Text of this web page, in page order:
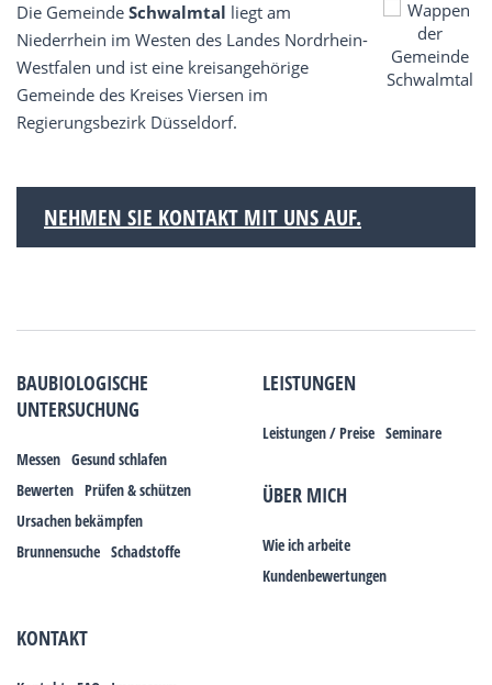
Die Gemeinde Schwalmtal liegt am
Niederrhein im Westen des Landes Nordrhein-
Westfalen und ist eine kreisangehörige
Gemeinde des Kreises Viersen im
Regierungsbezirk Düsseldorf.
NEHMEN SIE KONTAKT MIT UNS AUF.
BAUBIOLOGISCHE
UNTERSUCHUNG
Messen Gesund schlafen
Bewerten Prüfen & schützen
Ursachen bekämpfen
Brunnensuche Schadstoffe
LEISTUNGEN
Leistungen / Preise Seminare
ÜBER MICH
Wie ich arbeite
Kundenbewertungen
KONTAKT